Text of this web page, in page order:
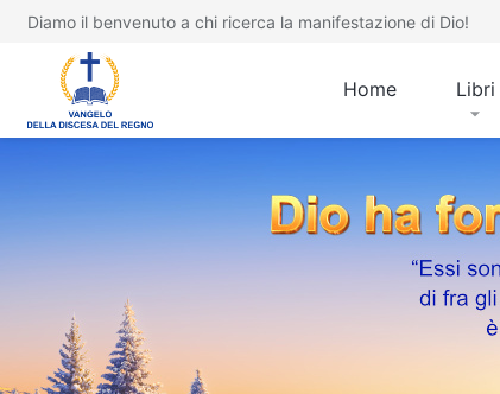
Diamo il benvenuto a chi ricerca la manifestazione di Dio!
Home Libri